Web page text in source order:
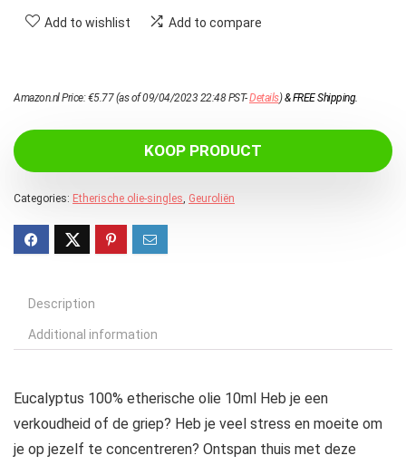
Add to wishlist Add to compare
Amazon.nl Price:€5.77(as of 09/04/2023 22:48 PST-Details)&FREE Shipping.
KOOP PRODUCT
Categories: Etherische olie-singles, Geuroliën
Description
Additional information
Eucalyptus 100% etherische olie 10ml Heb je een
verkoudheid of de griep? Heb je veel stress en moeite om
je op jezelf te concentreren? Ontspan thuis met deze